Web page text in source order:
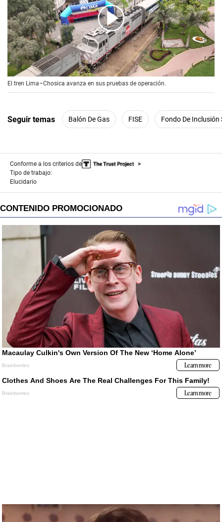
00:00/04:55
El tren Lima–Chosica avanza en sus pruebas de operación.
Seguir temas Balón De Gas FISE Fondo De Inclusión
Conforme a los criterios de
Tipo de trabajo:
Elucidario